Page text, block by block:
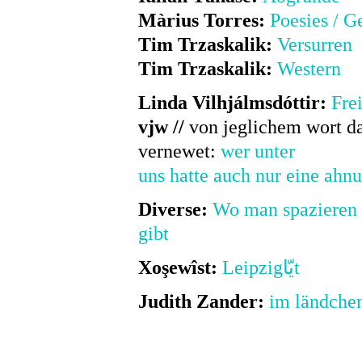
Màrius Torres:Poesies /
Tim Trzaskalik:Versurren
Tim Trzaskalik:Western
Linda Vilhjálmsdóttir:
vjw // von jeglichem wort
vernewet:wer unter
uns hatte auch nur eine
Diverse: Wo man
gibt
Xoşewîst:
Leipzigيّاt
Judith Zander:im